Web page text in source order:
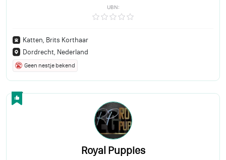
UBN:
Katten, Brits Korthaar
Dordrecht, Nederland
Geen nestje bekend
Royal Puppies